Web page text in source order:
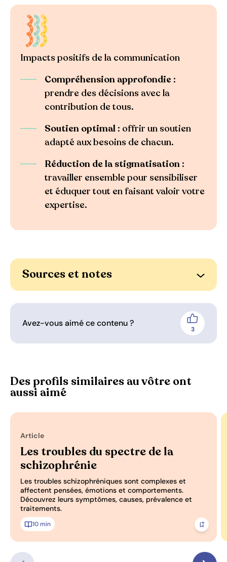
Impacts positifs de la communication
Compréhension approfondie :
prendre des décisions avec la
contribution de tous.
Soutien optimal : offrir un soutien
adapté aux besoins de chacun.
Réduction de la stigmatisation :
travailler ensemble pour sensibiliser
et éduquer tout en faisant valoir votre
expertise.
Sources et notes Ouvrir
Avez-vous aimé ce contenu ? J'aime
3
personnes
Des profils similaires au vôtre ont
aussi aimé
Article
Les troubles du spectre de la
schizophrénie
Les troubles schizophréniques sont complexes et
affectent pensées, émotions et comportements.
Découvrez leurs symptômes, causes, prévalence et
traitements.
10 min